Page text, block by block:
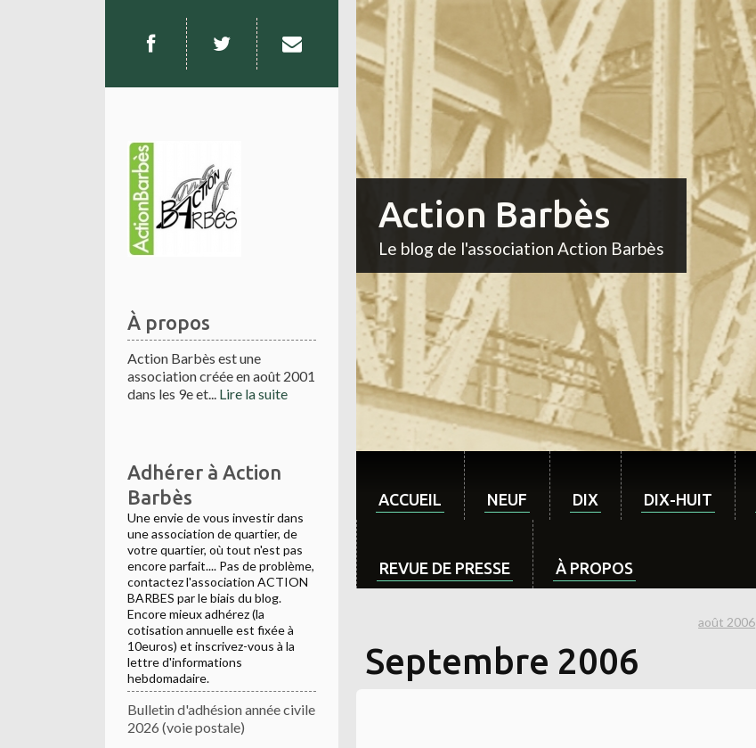
À propos
Action Barbès est une
association créée en août 2001
dans les 9e et... Lire la suite
Adhérer à Action
Barbès
Une envie de vous investir dans
une association de quartier, de
votre quartier, où tout n'est pas
encore parfait.... Pas de problème,
contactez l'association ACTION
BARBES par le biais du blog.
Encore mieux adhérez (la
cotisation annuelle est fixée à
10euros) et inscrivez-vous à la
lettre d'informations
hebdomadaire.
Bulletin d'adhésion année civile
2026 (voie postale)
Action Barbès
Le blog de l'association Action Barbès
ACCUEIL NEUF DIX DIX-HUIT
REVUE DE PRESSE À PROPOS
août 2006
Septembre 2006